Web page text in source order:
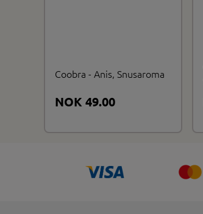
Coobra - Anis, Snusaroma
NOK 49.00